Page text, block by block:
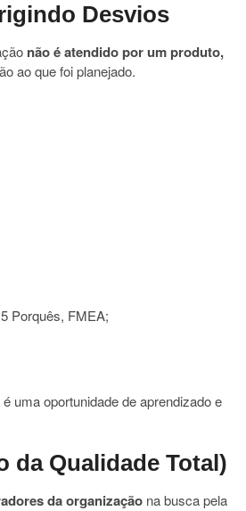
Desvios
não é atendido por um produto,
ao que foi planejado.
Porquês, FMEA;
uma oportunidade de aprendizado e
da Qualidade Total)
da organização na busca pela